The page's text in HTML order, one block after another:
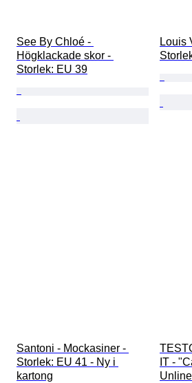
See By Chloé -
Högklackade skor -
Storlek: EU 39
Louis
Santoni - Mockasiner -
Storlek: EU 41 - Ny i
kartong
IT -